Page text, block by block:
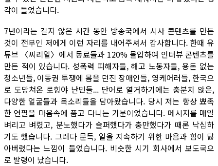
각이 들었습니다.
7년이라는 길지 않은 시간 동안 방송국에서 시사 콘텐츠를 만든
것이 전부인 저에게 이런 자리를 내어주셔서 감사합니다. 한때 유
튜브 〈씨리얼〉에서 동료들과 120% 몰입하여 인터뷰 콘텐츠를
만든 적이 있습니다. 성폭력 피해자들, 해고 노동자들, 용돈 없는
청소년들, 이동권 투쟁에 몸을 던진 장애인들, 영케어러들, 한국으
로 도망쳐온 로힝야 난민들... 단어로 열거하기에는 충분치 않은,
다양한 얼굴들과 목소리들을 담아왔습니다. 당시 저는 항상 뾰족
한 연필을 마음속에 품고 다니는 기분이었습니다. 메시지를 매일
벼리고 벼렸고, 분노했다가 슬퍼했다가 충만했다가 때론 낙심하
기도 했습니다. 그러다 문득, 일을 지속하기 위한 마음과 힘이 닳
아버렸다는 느낌이 들었습니다. 비슷한 시기 회사에서 보도국으
로 발령이 났습니다.